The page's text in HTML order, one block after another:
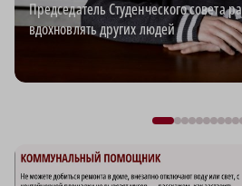
Председатель Студенческого совета
вдохновлять других людей